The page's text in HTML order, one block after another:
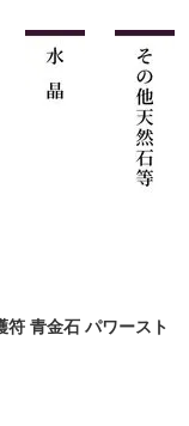
青金石 パワースト